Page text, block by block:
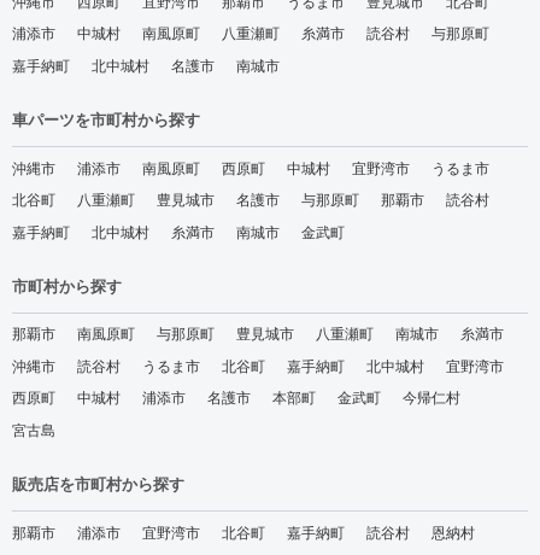
浦添市
中城村 南風原町 八重瀬町 糸満市 読谷村
与那原町
嘉手納町
北中城村 名護市 南城市
車パーツを市町村から探す
沖縄市 浦添市 南風原町 西原町 中城村 宜野湾市
うるま市
北谷町
八重瀬町 豊見城市 名護市 与那原町 那覇市
読谷村
嘉手納町
北中城村 糸満市 南城市 金武町
市町村から探す
那覇市 南風原町 与那原町 豊見城市 八重瀬町 南城市
糸満市
沖縄市
読谷村 うるま市 北谷町 嘉手納町 北中城村
宜野湾市
西原町
中城村 浦添市 名護市 本部町 金武町
今帰仁村
宮古島
販売店を市町村から探す
那覇市 浦添市 宜野湾市 北谷町 嘉手納町 読谷村
恩納村